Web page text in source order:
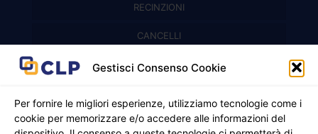
Gestisci Consenso Cookie
Per fornire le migliori esperienze, utilizziamo tecnologie come i
cookie per memorizzare e/o accedere alle informazioni del
RECINZIONI
Recinzioni modulari
Recinzioni a pannelli
CANCELLI
Cancelli prefabbricati
Cancelli in ferro battuto
APPLICAZIONI
Griglie e chiusini